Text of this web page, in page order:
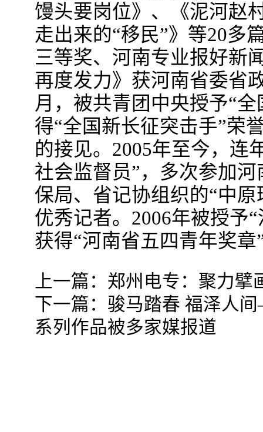
馒头要岗位》、《泥河赵
走出来的“移民”》等20多
三等奖、河南专业报好新
再度发力》获河南省委省
月，被共青团中央授予“
得“全国新长征突击手”荣
的接见。2005年至今，连
社会监督员”，多次参加
保局、省记协组织的“中
优秀记者。2006年被授予
获得“河南省五四青年奖章
上一篇： 郑州电专：聚力擘
下一篇： 骏马踏春 福泽人
系列作品被多家媒报道